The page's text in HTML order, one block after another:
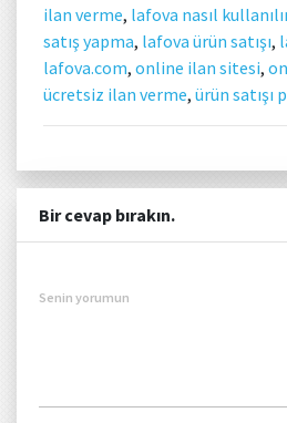
ilan verme, lafova nasıl
satış yapma, lafova ürün satışı,
lafova.com, online ilan sitesi,
ücretsiz ilan verme, ürün
Bir cevap bırakın.
Senin yorumun